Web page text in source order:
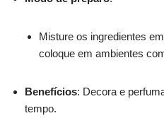
Misture os ingredientes
coloque em ambientes
Benefícios: Decora e
tempo.